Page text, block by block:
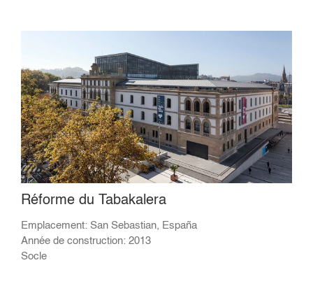
Réforme du Tabakalera
Emplacement: San Sebastian, España
Année de construction: 2013
Socle